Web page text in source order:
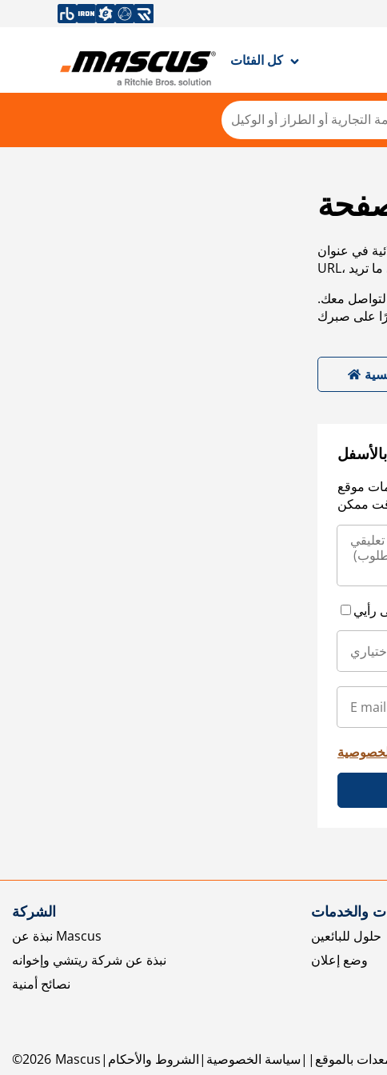
كل الفئات
في عنوان
معك.
موقع
الشركة
نبذة عن Mascus
نبذة عن شركة ريتشي وإخوانه
نصائح أمنية
والخدمات
حلول للبائعين
وضع إعلان
©2026 Mascus الشروط والأحكام سياسة الخصوصية بالموقع